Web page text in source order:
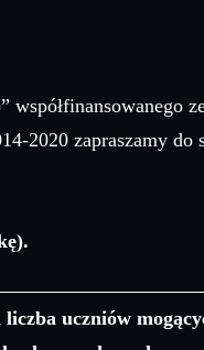
2020 zapraszamy
uczniów